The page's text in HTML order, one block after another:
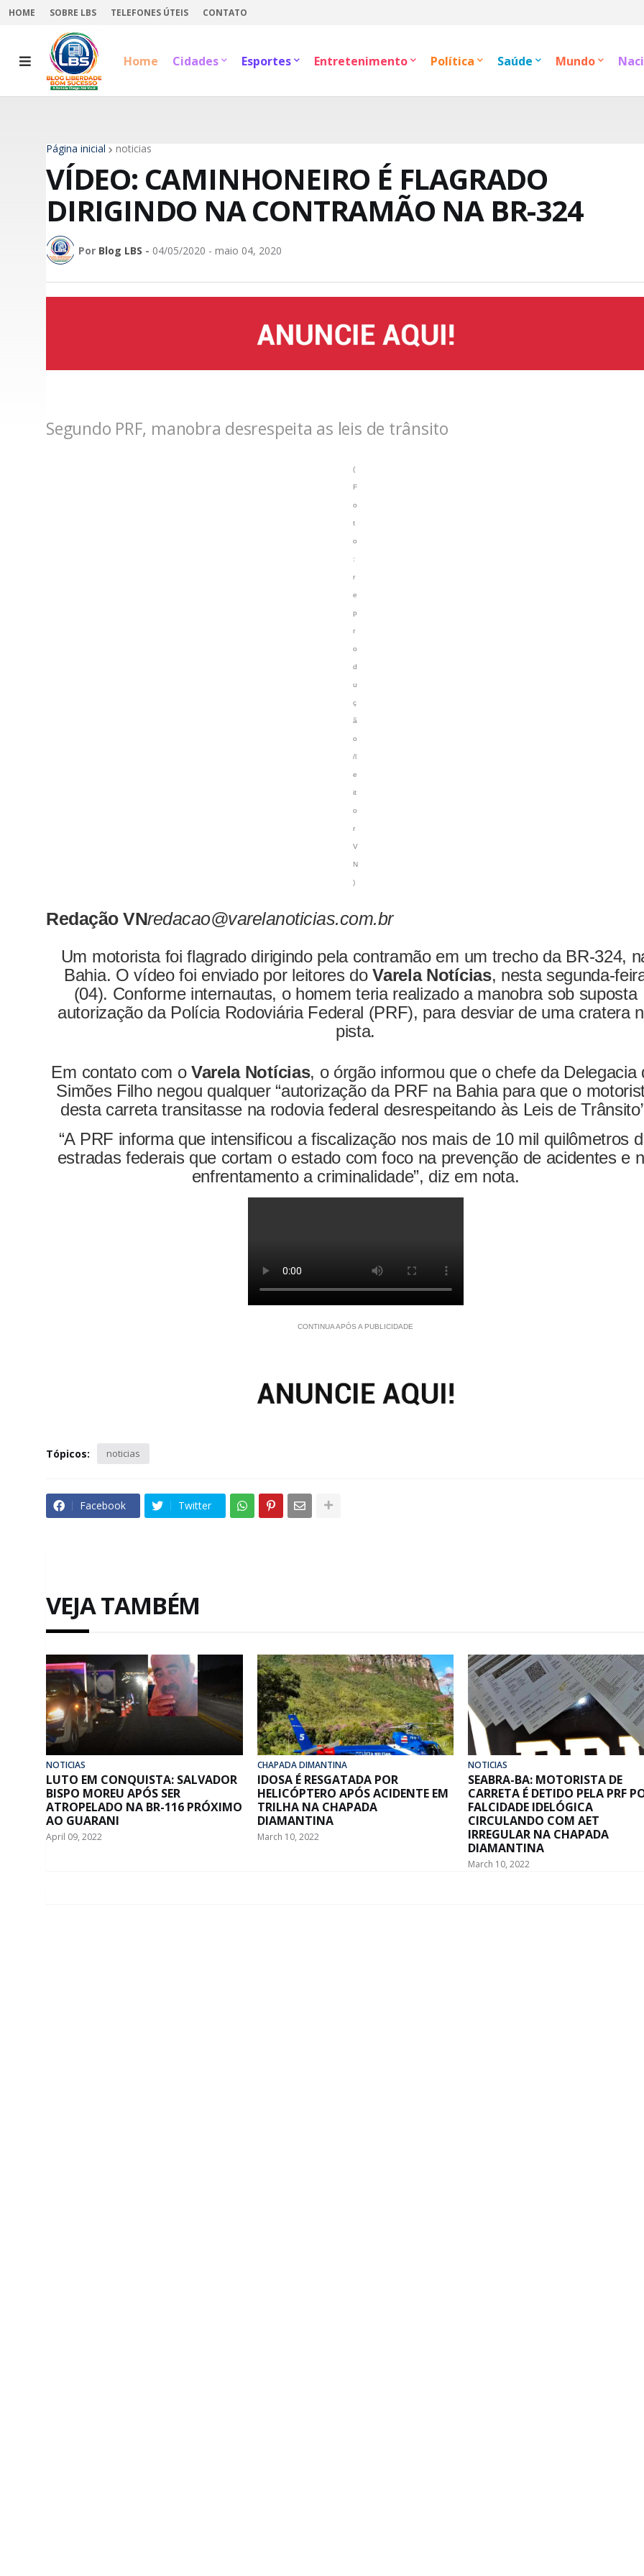
HOME SOBRE LBS TELEFONES ÚTEIS CONTATO
Home Cidades Esportes Entretenimento Política Saúde Mundo
Página inicial noticias
VÍDEO: CAMINHONEIRO É FLAGRADO
DIRIGINDO NA CONTRAMÃO NA BR-324
Por Blog LBS - 04/05/2020 - maio 04, 2020
Segundo PRF, manobra desrespeita as leis de trânsito
(
F
o
t
o
:
r
e
p
r
o
d
u
ç
ã
o
/l
e
it
o
r
V
N
)
Redação VNredacao@varelanoticias.com.br
Um motorista foi flagrado dirigindo pela contramão em um trecho da BR-324,
Bahia. O vídeo foi enviado por leitores doVarela Notícias, nesta segunda-
(04). Conforme internautas, o homem teria realizado a manobra sob suposta
autorização da Polícia Rodoviária Federal (PRF), para desviar de uma cratera
pista.
Em contato com oVarela Notícias, o órgão informou que o chefe da Delegacia
Simões Filho negou qualquer “autorização da PRF na Bahia para que o
desta carreta transitasse na rodovia federal desrespeitando às Leis de
“A PRF informa que intensificou a fiscalização nos mais de 10 mil quilômetros
estradas federais que cortam o estado com foco na prevenção de acidentes e
enfrentamento a criminalidade”, diz em nota.
CONTINUA APÓS A PUBLICIDADE
Tópicos: noticias
Facebook Twitter
VEJA TAMBÉM
NOTICIAS
LUTO EM CONQUISTA: SALVADOR
BISPO MOREU APÓS SER
ATROPELADO NA BR-116 PRÓXIMO
AO GUARANI
April 09, 2022
CHAPADA DIMANTINA
IDOSA É RESGATADA POR
HELICÓPTERO APÓS ACIDENTE EM
TRILHA NA CHAPADA
DIAMANTINA
March 10, 2022
NOTICIAS
SEABRA-BA: MOTORISTA DE
CARRETA É DETIDO PELA PRF
FALCIDADE IDELÓGICA
CIRCULANDO COM AET
IRREGULAR NA CHAPADA
DIAMANTINA
March 10, 2022